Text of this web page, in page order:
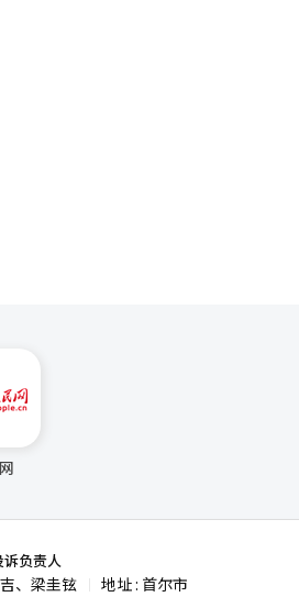
议的水平，进
月10日首次
编辑。
负责人
、梁圭铉
地址 : 首尔市